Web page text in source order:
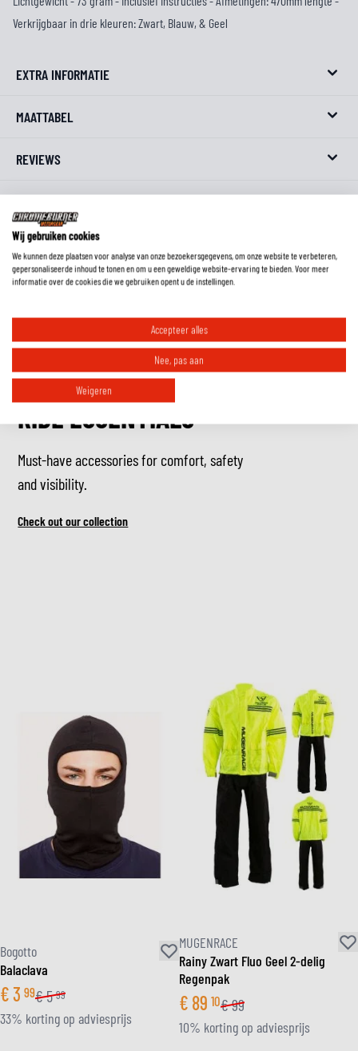
Verkrijgbaar in drie kleuren: Zwart, Blauw, & Geel
EXTRA INFORMATIE
MAATTABEL
REVIEWS
RIDE ESSENTIALS
Must-have accessories for comfort, safety
and visibility.
Check out our collection
Bogotto
Balaclava
€3 99€5 99
33% korting op adviesprijs
MUGENRACE
Rainy Zwart Fluo Geel 2-delig
Regenpak
€ 89 10€99
10% korting op adviesprijs
Wij gebruiken cookies
We kunnen deze plaatsen voor analyse van onze bezoekersgegevens, om onze website te verbeteren,
gepersonaliseerde inhoud te tonen en om u een geweldige website-ervaring te bieden. Voor meer
informatie over de cookies die we gebruiken opent u de instellingen.
Accepteer alles
Nee, pas aan
Weigeren